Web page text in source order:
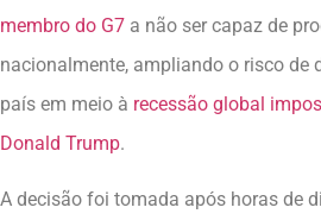
membro do G7 a não ser capaz de
nacionalmente, ampliando o risco de
país em meio à recessão global
Donald Trump.
A decisão foi tomada após horas de